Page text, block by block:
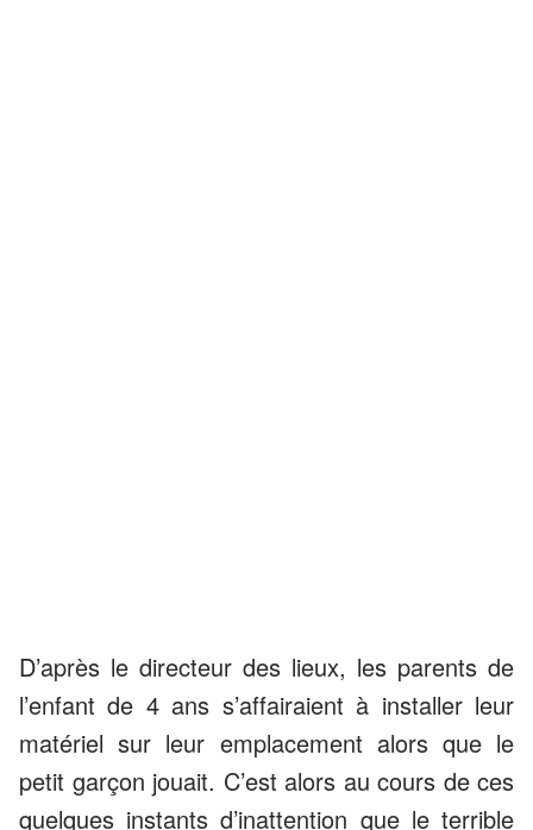
D’après le directeur des lieux, les parents de
l’enfant de 4 ans s’affairaient à installer leur
matériel sur leur emplacement alors que le
petit garçon jouait. C’est alors au cours de ces
quelques instants d’inattention que le terrible